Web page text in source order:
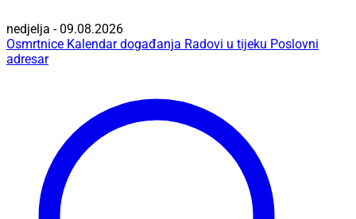
nedjelja - 09.08.2026
Osmrtnice Kalendar događanja Radovi u tijeku Poslovni
adresar